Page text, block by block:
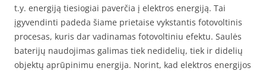
t.y. energiją tiesiogiai paverčia į elektros energiją. Tai
įgyvendinti padeda šiame prietaise vykstantis fotovoltinis
procesas, kuris dar vadinamas fotovoltiniu efektu. Saulės
baterijų naudojimas galimas tiek nedidelių, tiek ir didelių
objektų aprūpinimu energija. Norint, kad elektros energijos